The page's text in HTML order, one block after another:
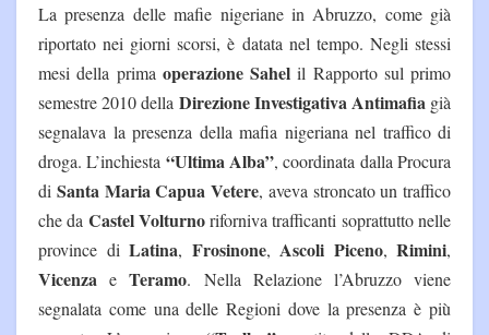
La presenza delle mafie nigeriane in Abruzzo, come già
riportato nei giorni scorsi, è datata nel tempo. Negli stessi
mesi della prima operazione Sahel il Rapporto sul primo
semestre 2010 della Direzione Investigativa Antimafia già
segnalava la presenza della mafia nigeriana nel traffico di
droga. L’inchiesta “Ultima Alba”, coordinata dalla Procura
di Santa Maria Capua Vetere, aveva stroncato un traffico
che da Castel Volturnoriforniva trafficanti soprattutto nelle
province di Latina, Frosinone, Ascoli Piceno, Rimini,
Vicenza eTeramo. Nella Relazione l’Abruzzo viene
segnalata come una delle Regioni dove la presenza è più